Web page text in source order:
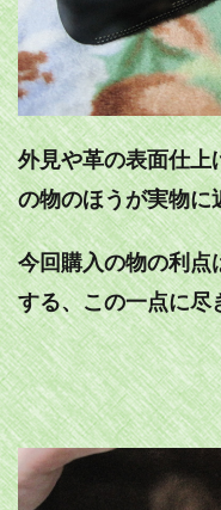
外見や革の表面仕上
の物のほうが実物に
今回購入の物の利点
する、この一点に尽